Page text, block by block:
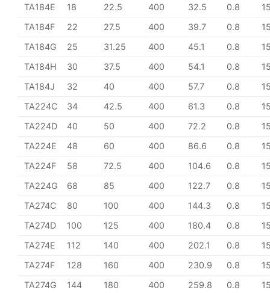
TA184E
18 22.5 400 32.5 0.8
TA184F
22 27.5 400 39.7 0.8
TA184G
25 31.25 400 45.1 0.8
TA184H
30 37.5 400 54.1 0.8
TA184J
32 40 400 57.7 0.8
TA224C
34 42.5 400 61.3 0.8
TA224D
40 50 400 72.2 0.8
TA224E
48 60 400 86.6 0.8
TA224F
58 72.5 400 104.6 0.8
TA224G
68 85 400 122.7 0.8
TA274C
80 100 400 144.3 0.8
TA274D
100 125 400 180.4 0.8
TA274E
112 140 400 202.1 0.8
TA274F
128 160 400 230.9 0.8
TA274G
144 180 400 259.8 0.8